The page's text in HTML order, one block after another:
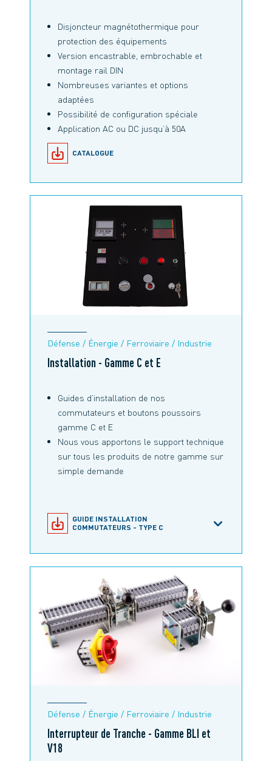
Disjoncteur magnétothermique pour
protection des équipements
Version encastrable, embrochable et
montage rail DIN
Nombreuses variantes et options
adaptées
Possibilité de configuration spéciale
Application AC ou DC jusqu’à 50A
CATALOGUE
Défense / Énergie / Ferroviaire / Industrie
Installation - Gamme C et E
Guides d’installation de nos
commutateurs et boutons poussoirs
gamme C et E
Nous vous apportons le support technique
sur tous les produits de notre gamme sur
simple demande
GUIDE INSTALLATION
COMMUTATEURS - TYPE C
POUSSOIRS - TYPE C
GUIDE INSTALLATION BOUTONS
POUSSOIRS - TYPE E
GUIDE INSTALLATION
COMMUTATEURS - TYPE E
Défense / Énergie / Ferroviaire / Industrie
Interrupteur de Tranche - Gamme BLI et
V18